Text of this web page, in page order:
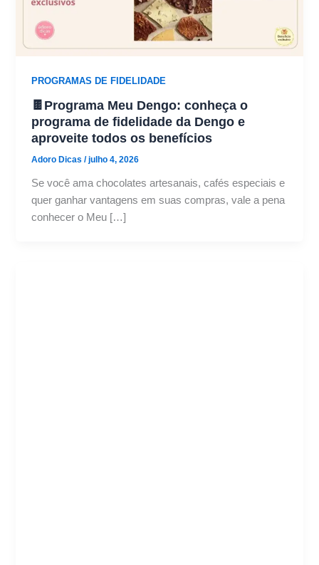
PROGRAMAS DE FIDELIDADE
🍫Programa Meu Dengo: conheça o
programa de fidelidade da Dengo e
aproveite todos os benefícios
Adoro Dicas/julho 4, 2026
Se você ama chocolates artesanais, cafés especiais e
quer ganhar vantagens em suas compras, vale a pena
conhecer o Meu […]